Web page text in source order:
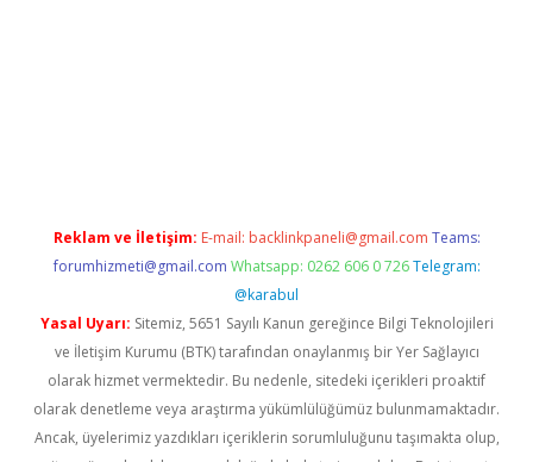
Reklam ve İletişim: E-mail: backlinkpaneli@gmail.com Teams:
forumhizmeti@gmail.com Whatsapp: 0262 606 0 726 Telegram:
@karabul
Yasal Uyarı: Sitemiz, 5651 Sayılı Kanun gereğince Bilgi Teknolojileri
ve İletişim Kurumu (BTK) tarafından onaylanmış bir Yer Sağlayıcı
olarak hizmet vermektedir. Bu nedenle, sitedeki içerikleri proaktif
olarak denetleme veya araştırma yükümlülüğümüz bulunmamaktadır.
Ancak, üyelerimiz yazdıkları içeriklerin sorumluluğunu taşımakta olup,